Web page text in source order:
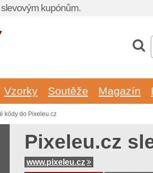
kupónům.
Vzorky Soutěže Magazín
kódy do Pixeleu.cz
Pixeleu.cz
www.pixeleu.cz